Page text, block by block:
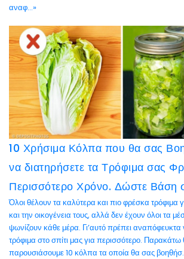
αναφ...»
10 Χρήσιμα Κόλπα που θα σας
να διατηρήσετε τα Τρόφιμα σας
Περισσότερο Χρόνο. Δώστε Βάση
Όλοι θέλουν τα καλύτερα και πιο φρέσκα τρόφιμα
και την οικογένεια τους, αλλά δεν έχουν όλοι τα
ψωνίζουν κάθε μέρα. Γι’αυτό πρέπει
τρόφιμα στο σπίτι μας για περισσότερο.
παρουσιάσουμε 10 κόλπα τα οποία θα σας